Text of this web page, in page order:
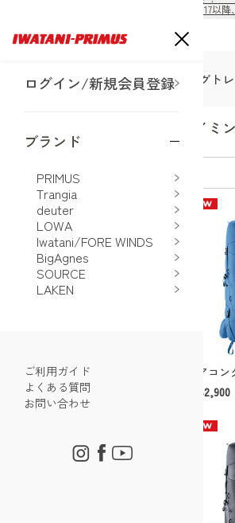
8/10から8/16の期間は出荷休止となります。8/17以
ログイン/新規会員登録
ブランド
PRIMUS
Trangia
deuter
LOWA
Iwatani/FORE WINDS
BigAgnes
SOURCE
LAKEN
ご利用ガイド
よくある質問
お問い合わせ
deuter トレッキング・クライミ
並べ替え
エアコンタクトコア 55+10SL
￥42,900（税込）
エアコ
￥42,900
SALE トレッキングハイキング ト